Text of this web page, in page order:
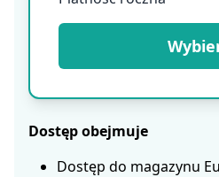
Dostęp obejmuje
Dostęp do magazynu